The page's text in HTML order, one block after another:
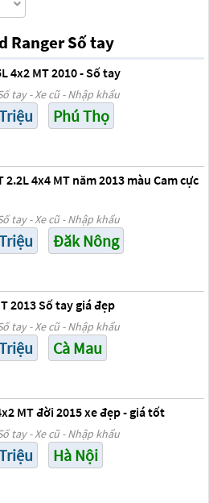
Ranger Số tay
4x2 MT 2010 - Số tay
tay - Xe cũ - Nhập khẩu
Phú Thọ
2.2L 4x4 MT năm 2013 màu Cam cực
tay - Xe cũ - Nhập khẩu
Đăk Nông
2013 Số tay giá đẹp
tay - Xe cũ - Nhập khẩu
Cà Mau
MT đời 2015 xe đẹp - giá tốt
tay - Xe cũ - Nhập khẩu
Hà Nội